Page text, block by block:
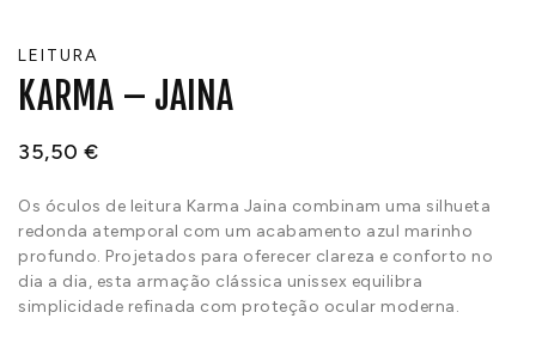
LEITURA
KARMA – JAINA
35,50 €
Os óculos de leitura Karma Jaina combinam uma silhueta
redonda atemporal com um acabamento azul marinho
profundo. Projetados para oferecer clareza e conforto no
dia a dia, esta armação clássica unissex equilibra
simplicidade refinada com proteção ocular moderna.